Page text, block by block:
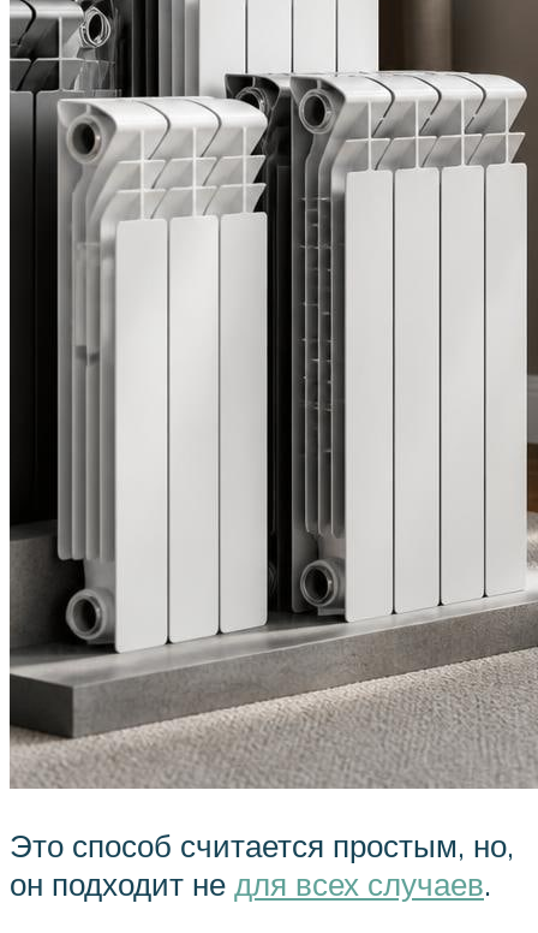
Это способ считается простым, но,
он подходит не для всех случаев.